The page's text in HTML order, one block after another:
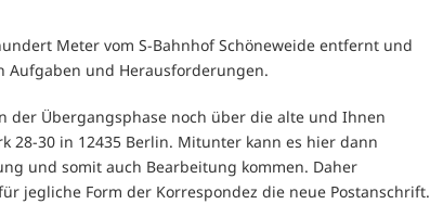
Meter vom S-Bahnhof Schöneweide entfernt und
Aufgaben und Herausforderungen.
der Übergangsphase noch über die alte und Ihnen
28-30 in 12435 Berlin. Mitunter kann es hier dann
und somit auch Bearbeitung kommen. Daher
jegliche Form der Korrespondez die neue Postanschrift.